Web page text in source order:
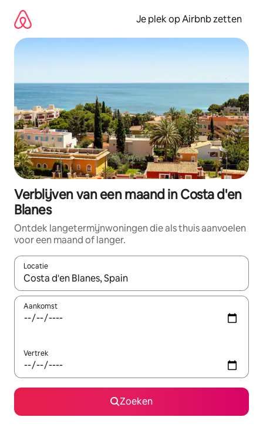
direct
naar
inhoud
Je plek op Airbnb zetten
Verblijven van een maand in Costa d'en
Blanes
Ontdek langetermijnwoningen die als thuis aanvoelen
voor een maand of langer.
Locatie
Wanneer er resultaten beschikbaar zijn, maak je een keuze
Aankomst
Vertrek
Zoeken